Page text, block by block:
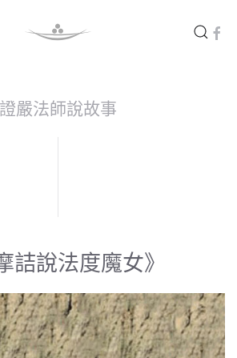
證嚴法師說故事
詰說法度魔女》